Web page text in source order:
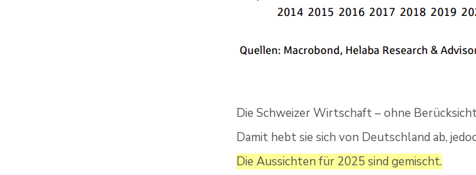
Die Schweizer Wirtschaft – ohne
Damit hebt sie sich von Deutschland ab,
Die Aussichten für 2025 sind gemischt.